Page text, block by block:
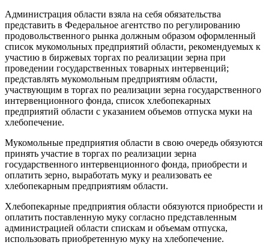
Администрация области взяла на себя обязательства
представить в Федеральное агентство по регулированию
продовольственного рынка должным образом оформленный
список мукомольных предприятий области, рекомендуемых к
участию в биржевых торгах по реализации зерна при
проведении государственных товарных интервенций;
представлять мукомольным предприятиям области,
участвующим в торгах по реализации зерна государственного
интервенционного фонда, список хлебопекарных
предприятий области с указанием объемов отпуска муки на
хлебопечение.
Мукомольные предприятия области в свою очередь обязуются
принять участие в торгах по реализации зерна
государственного интервенционного фонда, приобрести и
оплатить зерно, выработать муку и реализовать ее
хлебопекарным предприятиям области.
Хлебопекарные предприятия области обязуются приобрести и
оплатить поставленную муку согласно представленным
администрацией области спискам и объемам отпуска,
использовать приобретенную муку на хлебопечение.